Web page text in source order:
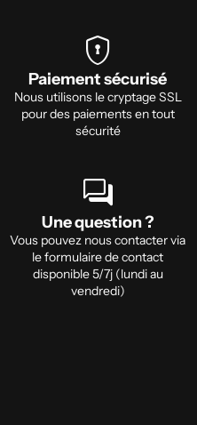
encrypted
Paiement sécurisé
Nous utilisons le cryptage SSL
pour des paiements en tout
sécurité
forum
Une question ?
Vous pouvez nous contacter via
le formulaire de contact
disponible 5/7j (lundi au
vendredi)